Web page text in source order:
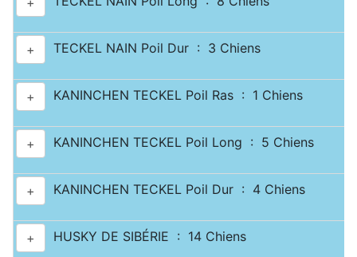
+ TECKEL NAIN Poil Dur : 3 Chiens
+ KANINCHEN TECKEL Poil Ras : 1 Chiens
+ KANINCHEN TECKEL Poil Long : 5 Chiens
+ KANINCHEN TECKEL Poil Dur : 4 Chiens
+ HUSKY DE SIBÉRIE : 14 Chiens